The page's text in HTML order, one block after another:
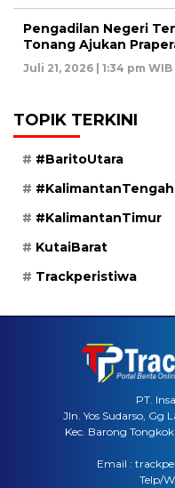
Pengadilan Negeri
Tonang Ajukan
Juli 21, 2026 | 1:34 pm WIB
TOPIK TERKINI
#BaritoUtara
#KalimantanTengah
#KalimantanTimur
KutaiBarat
Trackperistiwa
PT.
Jln. Yos Sudarso, Gg
Kec. Barong
Email :
Telp/